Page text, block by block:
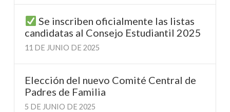
Se inscriben oficialmente las listas
candidatas al Consejo Estudiantil 2025
11 DE JUNIO DE 2025
Elección del nuevo Comité Central de
Padres de Familia
5 DE JUNIO DE 2025